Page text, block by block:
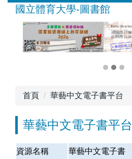
國立體育大學-圖書館
首頁 華藝中文電子書平台
華藝中文電子書平台
資源名稱 華藝中文電子書